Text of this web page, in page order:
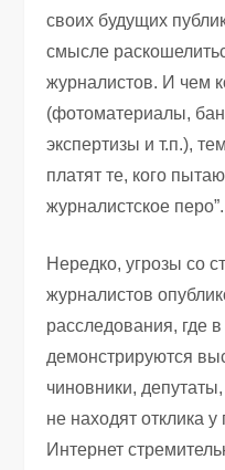
своих будущих
смысле
журналистов. И чем
(фотоматериалы,
экспертизы и т.п.),
платят те, кого
журналистское перо”.
Нередко, угрозы со
журналистов
расследования, где
демонстрируются
чиновники,
не находят отклика у
Интернет